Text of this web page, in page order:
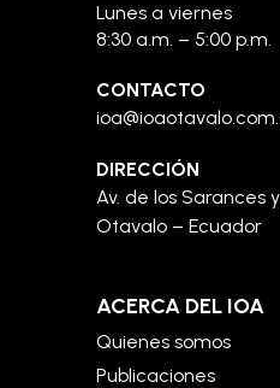
Lunes a viernes
8:30 a.m. – 5:00 p.m.
CONTACTO
DIRECCIÓN
Av. de los Sarances
Otavalo – Ecuador
ACERCA DEL IOA
Quienes somos
Publicaciones